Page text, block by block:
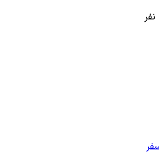
نفر